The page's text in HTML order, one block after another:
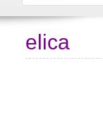
elica